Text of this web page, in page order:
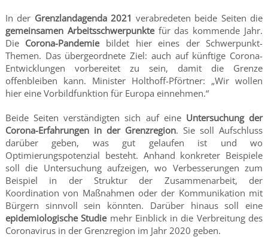
In der Grenzlandagenda 2021 verabredeten beide Seiten die
gemeinsamen Arbeitsschwerpunktefür das kommende Jahr.
Die Corona-Pandemie bildet hier eines der Schwerpunkt-
Themen. Das übergeordnete Ziel: auch auf künftige Corona-
Entwicklungen vorbereitet zu sein, damit die Grenze
offenbleiben kann. Minister Holthoff-Pförtner: „Wir wollen
hier eine Vorbildfunktion für Europa einnehmen.“
Beide Seiten verständigten sich auf eine Untersuchung der
Corona-Erfahrungen in der Grenzregion. Sie soll Aufschluss
darüber geben, was gut gelaufen ist und wo
Optimierungspotenzial besteht. Anhand konkreter Beispiele
soll die Untersuchung aufzeigen, wo Verbesserungen zum
Beispiel in der Struktur der Zusammenarbeit, der
Koordination von Maßnahmen oder der Kommunikation mit
Bürgern sinnvoll sein könnten. Darüber hinaus soll eine
epidemiologische Studiemehr Einblick in die Verbreitung des
Coronavirus in der Grenzregion im Jahr 2020 geben.